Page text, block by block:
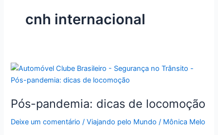
cnh internacional
Pós-pandemia: dicas de locomoção
Deixe um comentário /Viajando pelo Mundo / Mônica Melo
Pós-
pandemia:
de